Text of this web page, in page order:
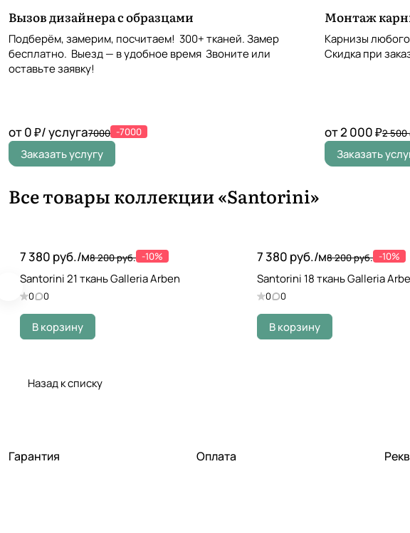
Вызов дизайнера с образцами
Подберём, замерим, посчитаем! 300+ тканей. Замер
бесплатно. Выезд — в удобное время Звоните или
оставьте заявку!
от 0 ₽/ услуга7000 -7000
Заказать услугу
Монтаж
Карнизы
Скидка при
от 2 000 ₽2 500
Заказать
Все товары коллекции «Santorini»
7 380 руб./м8 200 руб. -10%
Santorini 21 ткань Galleria Arben
0 0
В корзину
7 380 руб./м8 200 руб. -10%
Santorini 18 ткань Galleria
0 0
В корзину
Назад к списку
Гарантия Оплата